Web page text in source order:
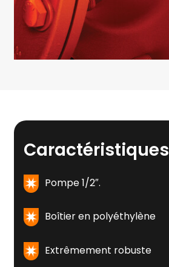
Caractéristiques
Pompe 1/2″.
Boîtier en polyéthylène
Extrêmement robuste